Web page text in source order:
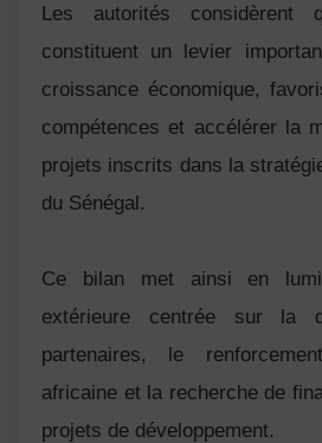
Les autorités considèrent
constituent un levier
croissance économique,
compétences et accélérer la
projets inscrits dans la
du Sénégal.
Ce bilan met ainsi en
extérieure centrée sur la
partenaires, le
africaine et la recherche de
projets de développement.